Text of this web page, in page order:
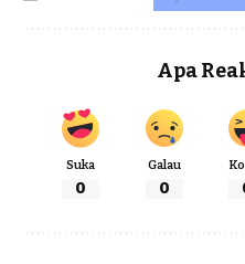
Apa
Suka
0
Galau
0